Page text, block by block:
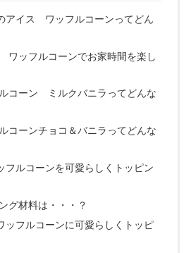
アイス ワッフルコーンってどん
ワッフルコーンでお家時間を楽し
コーン ミルクバニラってどんな
コーンチョコ＆バニラってどんな
フルコーンを可愛らしくトッピン
グ材料は・・・？
フルコーンに可愛らしくトッピ